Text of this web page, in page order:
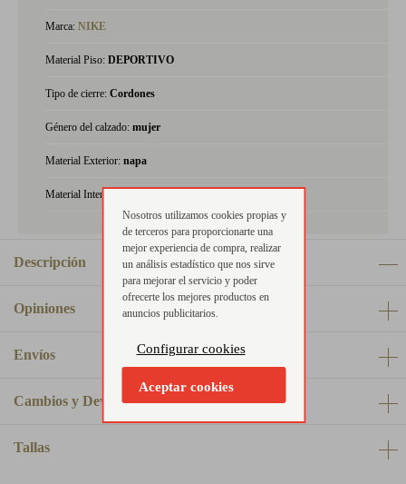
Marca: NIKE
Material Piso: DEPORTIVO
Tipo de cierre: Cordones
Género del calzado: mujer
Material Exterior: napa
Material Interior:
Descripción
Opiniones
Envíos
Cambios y Devoluciones
Tallas
Nosotros utilizamos cookies propias y
de terceros para proporcionarte una
mejor experiencia de compra, realizar
un análisis estadístico que nos sirve
para mejorar el servicio y poder
ofrecerte los mejores productos en
anuncios publicitarios.
Configurar cookies
Aceptar cookies